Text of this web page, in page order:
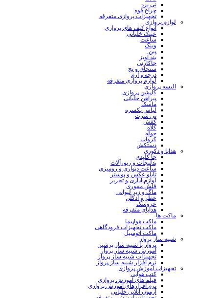
نی برد
چراغ قوه
تجهیزات پروازی متفرقه
لوازم پروازی
انواع کیف های پروازی
عینک خلبانی
ساعت
وینگ
پین
بند آویز
جاکارتی
سنجاق و بج
درجه و آرم
لوازم پروازی متفرقه
البسه پروازی
کاپشن پروازی
پیراهن خلبانی
ماسک
لباس یکسره
تی شرت
کفش
کلاه
حوله
کروات
دستکش
هدایا و دکوری
جا کلیدی
بدلیجات و زیورآلات
ساعت دیواری و رومیزی
تابلو عکس و پوستر
لوازم اداری و تحریر
فلش مموری
ماگ و زیر لیوانی
عطر و ادکلن
عروسک
هدایای متفرقه
ماکت ها
ماکت هواپیما
ماکت تجهیزات فرودگاهی
ماکت اتومبیل
شبیه ساز پرواز
پرواز با شبیه ساز پرشین
آموزش شبیه ساز پرواز
تجهیزات شبیه ساز پرواز
نرم افزار شبیه ساز پرواز
تجهیزات آموزش پروازی
کتب هوایی
فیلم های آموزش پروازی
نرم افزارهای آموزش پروازی
آزمون آنلاین خلبانی